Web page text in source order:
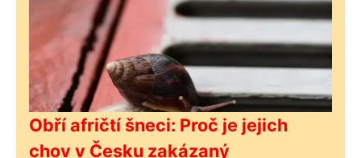
Obří afričtí šneci: Proč je jejich
chov v Česku zakázaný